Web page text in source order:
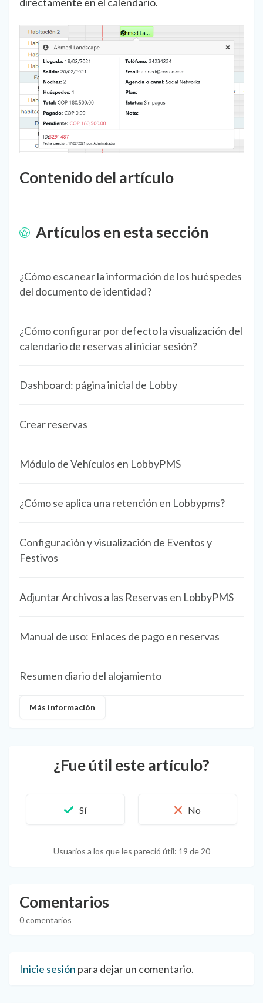
Contenido del artículo
Artículos en esta sección
¿Cómo escanear la información de los huéspedes
del documento de identidad?
¿Cómo configurar por defecto la visualización del
calendario de reservas al iniciar sesión?
Dashboard: página inicial de Lobby
Crear reservas
Módulo de Vehículos en LobbyPMS
¿Cómo se aplica una retención en Lobbypms?
Configuración y visualización de Eventos y
Festivos
Adjuntar Archivos a las Reservas en LobbyPMS
Manual de uso: Enlaces de pago en reservas
Resumen diario del alojamiento
Más información
¿Fue útil este artículo?
Usuarios a los que les pareció útil: 19 de 20
Comentarios
0 comentarios
Inicie sesión para dejar un comentario.